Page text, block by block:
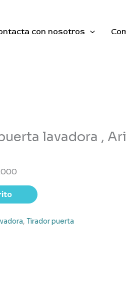
con nosotros
lavadora ,
,Tirador puerta